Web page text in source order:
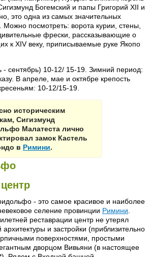
Богемский и папы Григорий XII и
это одна из самых значительных
Можно посмотреть: ворота курии, стены,
фрески, рассказывающие о
к XIV веку, приписываемые руке Якопо
сентябрь) 10-12/ 15-19. Зимний период:
В апреле, мае и октябре крепость
10-12/15-19.
историческим
Сигизмунд
Малатеста лично
замок Кастель
в Римини.
- это самое красивое и наиболее
селение провинции Римини
реставрации центр не утерял
архитектуры и застройки (приблизительно
поверхностями, простыми
дворцом Вивьяни (в настоящее